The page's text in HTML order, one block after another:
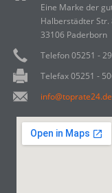
Eine Marke der
Halberstädter Str.
33106 Paderborn
Telefon 05251 -
Telefax 05251 -
info@toprate24.de